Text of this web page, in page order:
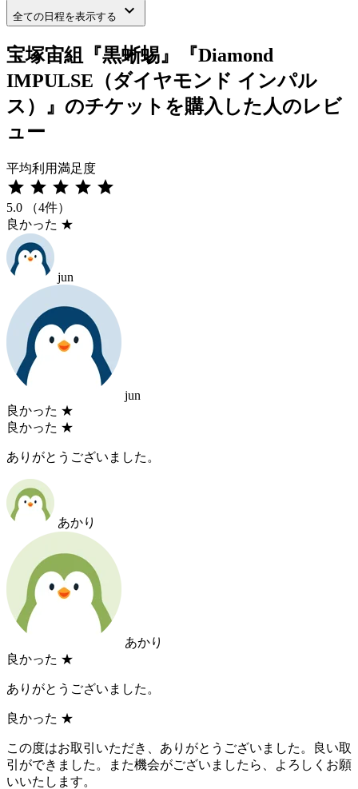
全ての日程を表示する keyboard_arrow_down
宝塚宙組『黒蜥蜴』『Diamond
IMPULSE（ダイヤモンド インパル
ス）』のチケットを購入した人のレビ
ュー
平均利用満足度
star star star star star
5.0
（4件）
良かった ★
jun
jun
良かった ★
良かった ★
ありがとうございました。
あかり
あかり
良かった ★
ありがとうございました。
良かった ★
この度はお取引いただき、ありがとうございました。良い取
引ができました。また機会がございましたら、よろしくお願
いいたします。